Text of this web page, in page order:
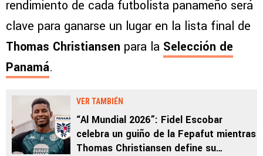
rendimiento de cada futbolista panameño será
clave para ganarse un lugar en la lista final de
Thomas Christiansen para la Selección de
Panamá.
VER TAMBIÉN
“Al Mundial 2026”: Fidel Escobar
celebra un guiño de la Fepafut mientras
Thomas Christiansen define su